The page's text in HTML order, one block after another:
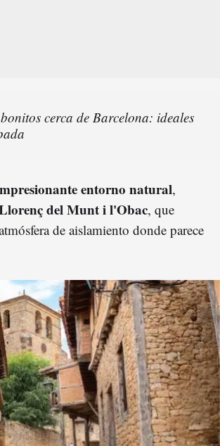
cerca de Barcelona: ideales
entorno natural,
del Munt i l'Obac, que
de aislamiento donde parece